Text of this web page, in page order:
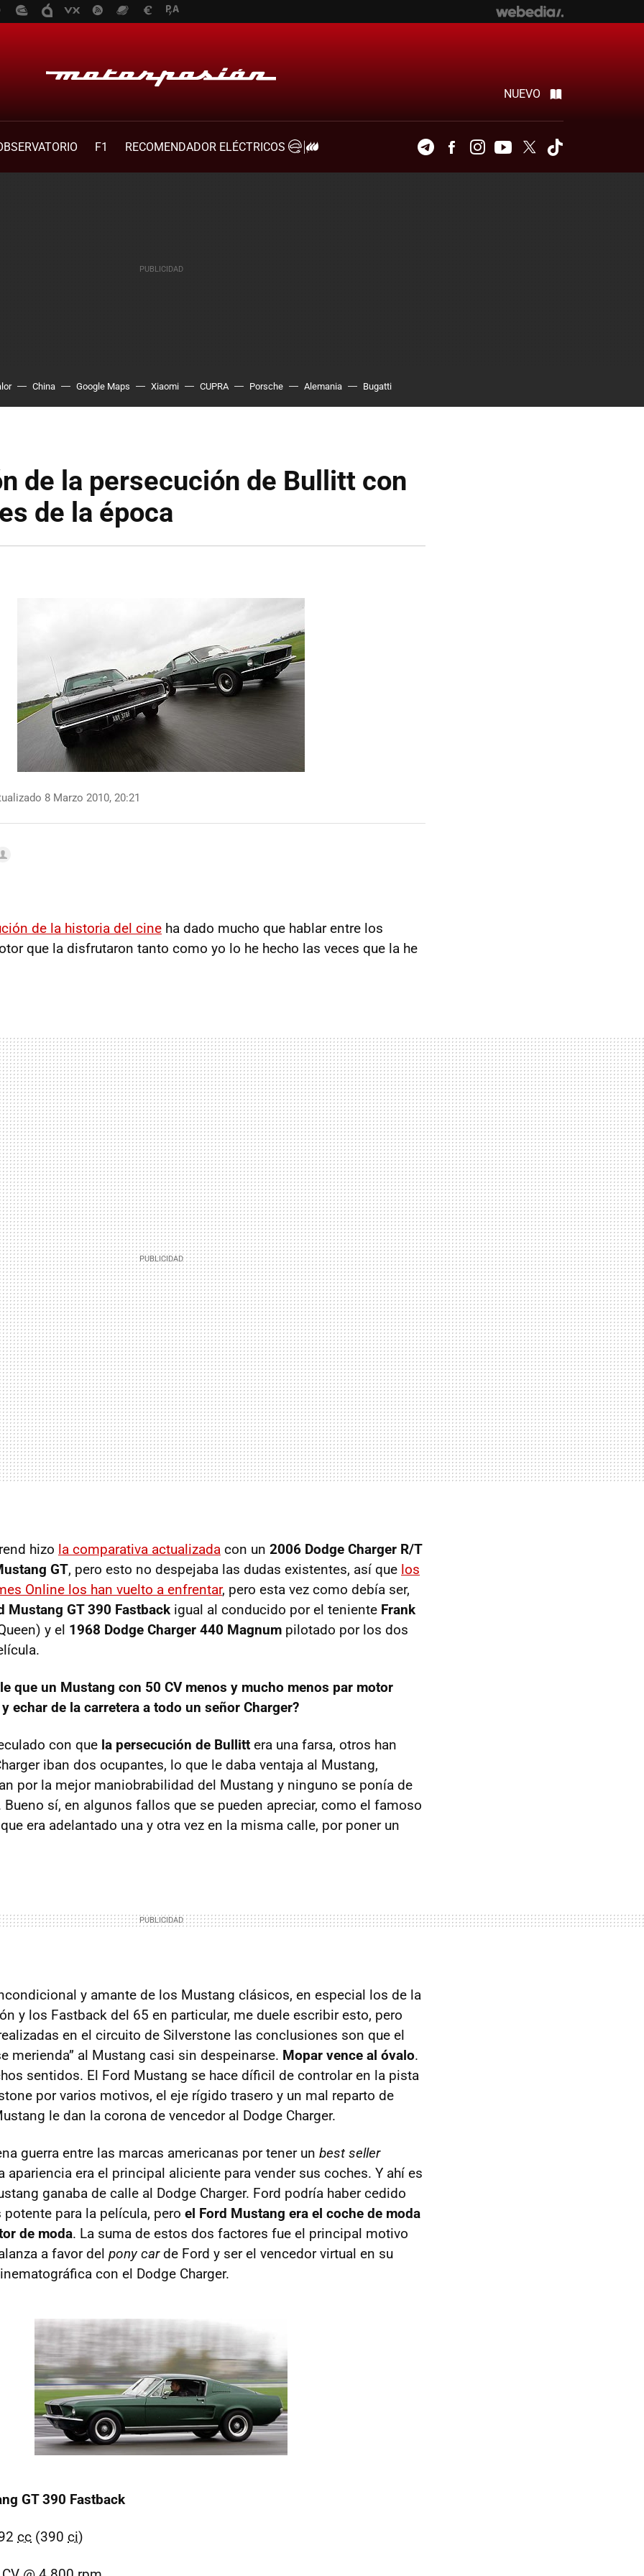
NUEVO
F1
RECOMENDADOR ELÉCTRICOS
TelegramFacebookInstagramYoutubeTwitter
China Google Maps Xiaomi CUPRA Porsche Alemania Bugatti
de la persecución de Bullitt con
de la época
8 Marzo 2010, 20:21
de la historia del cine ha dado mucho que hablar entre los
que la disfrutaron tanto como yo lo he hecho las veces que la he
hizo la comparativa actualizada con un 2006 Dodge Charger R/T
GT, pero esto no despejaba las dudas existentes, así que los
Online los han vuelto a enfrentar, pero esta vez como debía ser,
Mustang GT 390 Fastback igual al conducido por el teniente Frank
y el 1968 Dodge Charger 440 Magnum pilotado por los dos
que un Mustang con 50 CV menos y mucho menos par motor
echar de la carretera a todo un señor Charger?
con que la persecución de Bullitt era una farsa, otros han
iban dos ocupantes, lo que le daba ventaja al Mustang,
por la mejor maniobrabilidad del Mustang y ninguno se ponía de
Bueno sí, en algunos fallos que se pueden apreciar, como el famoso
que era adelantado una y otra vez en la misma calle, por poner un
y amante de los Mustang clásicos, en especial los de la
y los Fastback del 65 en particular, me duele escribir esto, pero
en el circuito de Silverstone las conclusiones son que el
merienda” al Mustang casi sin despeinarse. Mopar vence al óvalo.
sentidos. El Ford Mustang se hace díficil de controlar en la pista
por varios motivos, el eje rígido trasero y un mal reparto de
le dan la corona de vencedor al Dodge Charger.
guerra entre las marcas americanas por tener un best seller
apariencia era el principal aliciente para vender sus coches. Y ahí es
ganaba de calle al Dodge Charger. Ford podría haber cedido
para la película, pero el Ford Mustang era el coche de moda
de moda. La suma de estos dos factores fue el principal motivo
a favor del pony carde Ford y ser el vencedor virtual en su
con el Dodge Charger.
GT 390 Fastback
cc (390 ci)